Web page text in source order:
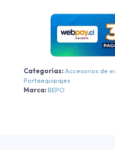
Bepo
Travesaño
Rack
de
Elegance
-
Categorías:Accesorios de
Portaequipajes
Marca:BEPO